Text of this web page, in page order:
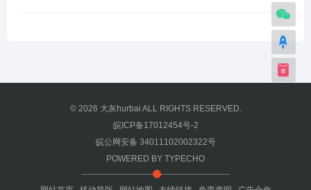
© 2026 大灰hurbai ALL RIGHTS RESERVED.
皖ICP备17012454号-2
皖公网安备 34011102002322号
POWERED BY TYPECHO